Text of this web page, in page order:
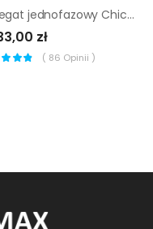
Agregat jednofazowy Chicago Pneumatic CPPG 2.3 |
zł
( 86 Opinii )